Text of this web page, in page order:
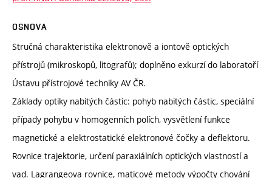
OSNOVA
Stručná charakteristika elektronově a iontově optických
přístrojů (mikroskopů, litografů); doplněno exkurzí do laboratoří
Ústavu přístrojové techniky AV ČR.
Základy optiky nabitých částic: pohyb nabitých částic, speciální
případy pohybu v homogenních polích, vysvětlení funkce
magnetické a elektrostatické elektronové čočky a deflektoru.
Rovnice trajektorie, určení paraxiálních optických vlastností a
vad. Lagrangeova rovnice, maticové metody výpočty chování